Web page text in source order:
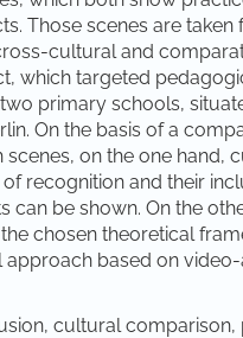
Those scenes are taken
cultural and
which targeted
primary schools,
On the basis of a
scenes, on the one hand,
recognition and their
can be shown. On the
chosen theoretical
based on video-
cultural comparison,